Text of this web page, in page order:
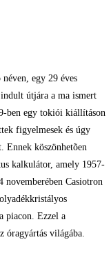
egy 29 éves
útjára a ma ismert
ben egy tokiói kiállításon
figyelmesek és úgy
Ennek köszönhetõen
kalkulátor, amely 1957-
Casiotron
piacon. Ezzel a
óragyártás világába.